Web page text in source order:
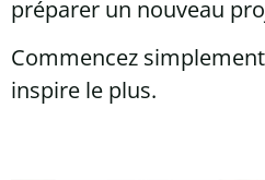
préparer un nouveau
Commencez
inspire le plus.